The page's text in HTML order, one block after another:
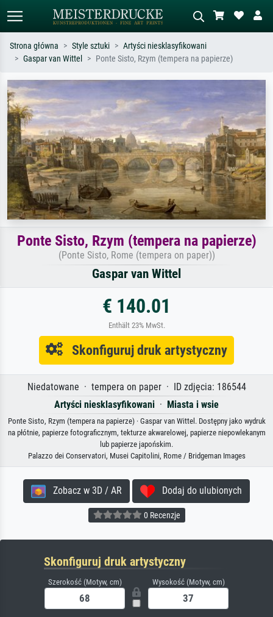
Szukaj wg artysty, tytułu lub stylu – np.
Monet, Gwiaździsta noc,
impresjonizm, fala Hokusaia, akt.
Opisz scenę – np. zielona łąka,
abstrakcja z czerwienią, ciemny olej,
stojący akt obok drzewa.
Strona główna Style sztuki
Artyści niesklasyfikowani
Gaspar van Wittel
Ponte Sisto, Rzym (tempera na papierze)
Ponte Sisto, Rzym (tempera na papierze)
(Ponte Sisto, Rome (tempera on paper))
Gaspar van Wittel
€ 140.01
Enthält 23% MwSt.
Skonfiguruj druk artystyczny
Niedatowane · tempera on paper · ID zdjęcia: 186544
Artyści niesklasyfikowani · Miasta i wsie
Ponte Sisto, Rzym (tempera na papierze) · Gaspar van Wittel. Dostępny jako wydruk
na płótnie, papierze fotograficznym, tekturze akwarelowej, papierze niepowlekanym
lub papierze japońskim.
Palazzo dei Conservatori, Musei Capitolini, Rome / Bridgeman Images
Zobacz w 3D / AR Dodaj do ulubionych
0 Recenzje
Skonfiguruj druk artystyczny
Szerokość (Motyw, cm) Wysokość (Motyw, cm)